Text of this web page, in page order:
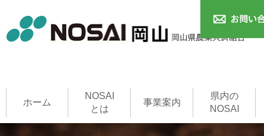
ホーム
NOSAI
とは
事業案内
県内の
NOSAI
本支所
家畜診療所